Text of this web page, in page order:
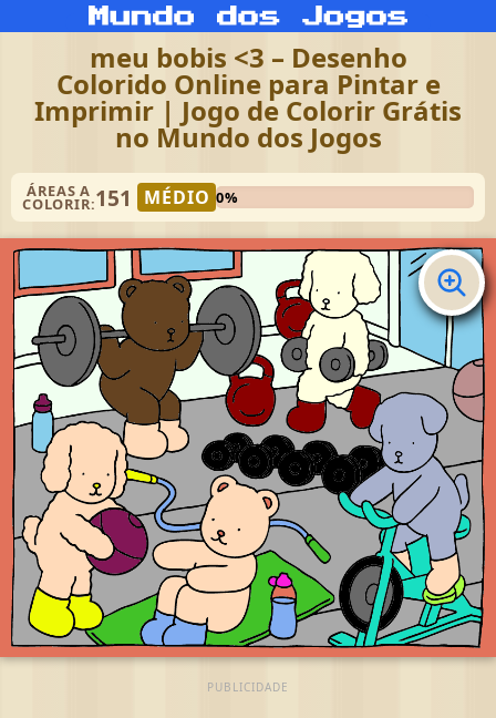
meu bobis <3 – Desenho
Colorido Online para Pintar e
Imprimir | Jogo de Colorir Grátis
no Mundo dos Jogos
ÁREAS A
COLORIR:151 MÉDIO 0%
PUBLICIDADE